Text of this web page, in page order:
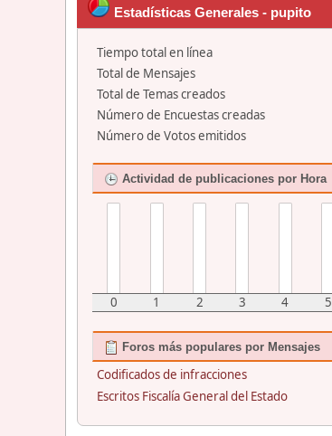
Estadísticas Generales - pupito
Tiempo total en línea
Total de Mensajes
Total de Temas creados
Número de Encuestas creadas
Número de Votos emitidos
Actividad de publicaciones por Hora
0 1 2 3 4 5
Foros más populares por Mensajes
Codificados de infracciones
Escritos Fiscalía General del Estado